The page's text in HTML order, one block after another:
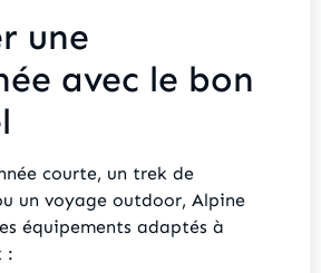
une
avec le bon
courte, un trek de
un voyage outdoor, Alpine
équipements adaptés à
: